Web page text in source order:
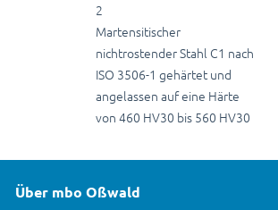
2
Martensitischer
nichtrostender Stahl C1 nach
ISO 3506-1 gehärtet und
angelassen auf eine Härte
von 460 HV30 bis 560 HV30
Über mbo Oßwald